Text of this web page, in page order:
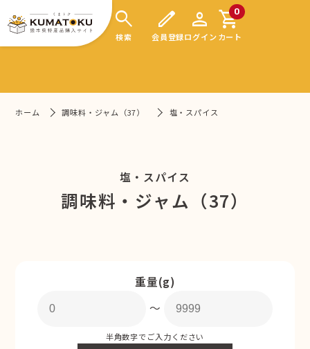
search
検索
edit
会員登録
person
ログイン
0
shopping_cart
カート
ホーム 調味料・ジャム（37） 塩・スパイス
塩・スパイス
調味料・ジャム（37）
重量(g)
〜
半角数字でご入力ください